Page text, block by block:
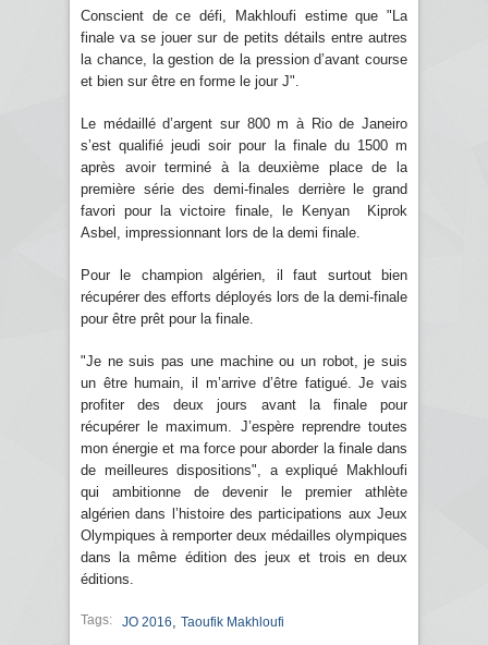
Conscient de ce défi, Makhloufi estime que "La
finale va se jouer sur de petits détails entre autres
la chance, la gestion de la pression d’avant course
et bien sur être en forme le jour J".
Le médaillé d’argent sur 800 m à Rio de Janeiro
s’est qualifié jeudi soir pour la finale du 1500 m
après avoir terminé à la deuxième place de la
première série des demi-finales derrière le grand
favori pour la victoire finale, le Kenyan Kiprok
Asbel, impressionnant lors de la demi finale.
Pour le champion algérien, il faut surtout bien
récupérer des efforts déployés lors de la demi-finale
pour être prêt pour la finale.
"Je ne suis pas une machine ou un robot, je suis
un être humain, il m’arrive d’être fatigué. Je vais
profiter des deux jours avant la finale pour
récupérer le maximum. J’espère reprendre toutes
mon énergie et ma force pour aborder la finale dans
de meilleures dispositions", a expliqué Makhloufi
qui ambitionne de devenir le premier athlète
algérien dans l’histoire des participations aux Jeux
Olympiques à remporter deux médailles olympiques
dans la même édition des jeux et trois en deux
éditions.
Tags: JO 2016 Taoufik Makhloufi